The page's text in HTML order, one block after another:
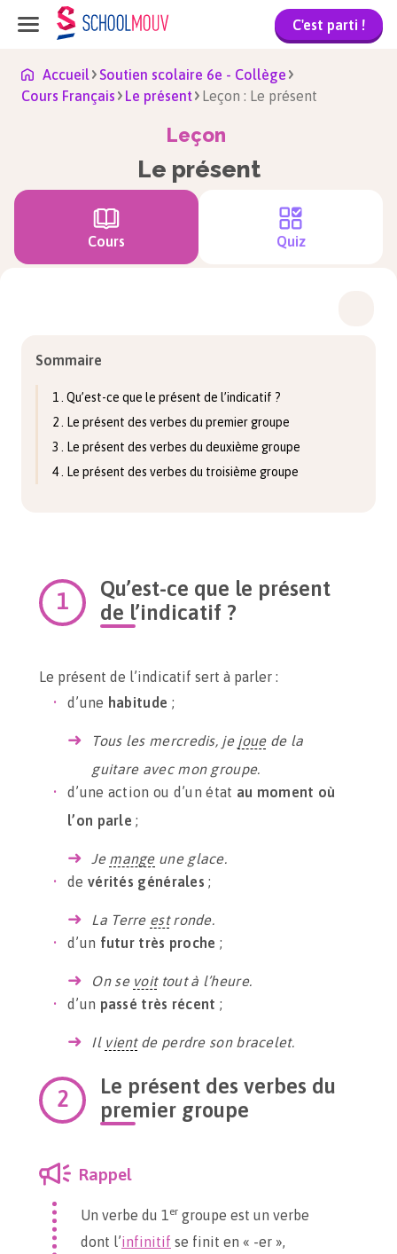
C'est parti !
Accueil
Soutien scolaire 6e - Collège
Cours Français
Le présent Leçon : Le présent
Leçon
Le présent
Cours Quiz
Sommaire
1 . Qu’est-ce que le présent de l’indicatif ?
2 . Le présent des verbes du premier groupe
3 . Le présent des verbes du deuxième groupe
4 . Le présent des verbes du troisième groupe
Qu’est-ce que le présent
de l’indicatif ?
Le présent de l’indicatif sert à parler :
d’une habitude ;
Tous les mercredis, je jouede la
guitare avec mon groupe.
d’une action ou d’un état au moment où
l’on parle ;
Je mangeune glace.
de vérités générales ;
La Terre estronde.
d’un futur très proche ;
On se voittout à l’heure.
d’un passé très récent ;
Il vientde perdre son bracelet.
Le présent des verbes du
premier groupe
Rappel
Un verbe du 1er groupe est un verbe
dont l’infinitif se finit en « -er »,